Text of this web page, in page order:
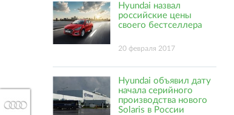
Hyundai назвал
российские цены
своего бестселлера
20 февраля 2017
Hyundai объявил дату
начала серийного
производства нового
Solaris в России
AUDI